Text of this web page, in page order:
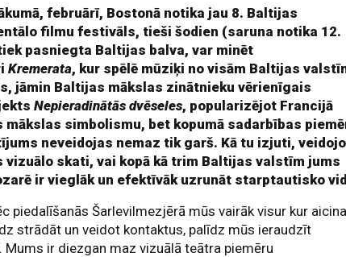
februārī, Bostonā notika jau 8. Baltijas
filmu festivāls, tieši šodien (saruna notika 12.
pasniegta Baltijas balva, var minēt
Kremerata, kur spēlē mūziķi no visām Baltijas
jāmin Baltijas mākslas zinātnieku vērienīgais
Nepieradinātās dvēseles, popularizējot Francijā
mākslas simbolismu, bet kopumā sadarbības
neveidojas nemaz tik garš. Kā tu izjuti,
vizuālo skati, vai kopā kā trim Baltijas valstīm jums
ir vieglāk un efektīvāk uzrunāt starptautisko
piedalīšanās Šarlevilmezjērā mūs vairāk visur kur
strādāt un veidot kontaktus, palīdz mūs ieraudzīt
Mums ir diezgan maz vizuālā teātra piemēru